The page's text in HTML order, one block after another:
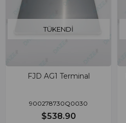
TÜKENDI
FJD AG1 Terminal
900278730Q0030
$538.90